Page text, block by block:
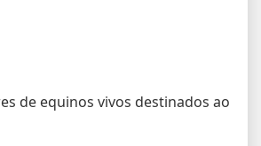
de equinos vivos destinados ao